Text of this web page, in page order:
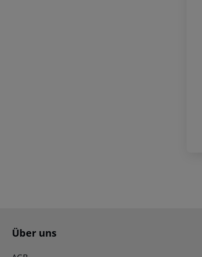
Footer navigation
Über uns